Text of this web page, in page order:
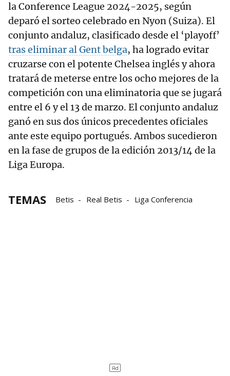
la Conference League 2024-2025, según
deparó el sorteo celebrado en Nyon (Suiza). El
conjunto andaluz, clasificado desde el ‘playoff’
tras eliminar al Gent belga, ha logrado evitar
cruzarse con el potente Chelsea inglés y ahora
tratará de meterse entre los ocho mejores de la
competición con una eliminatoria que se jugará
entre el 6 y el 13 de marzo. El conjunto andaluz
ganó en sus dos únicos precedentes oficiales
ante este equipo portugués. Ambos sucedieron
en la fase de grupos de la edición 2013/14 de la
Liga Europa.
TEMAS Betis Real Betis Liga Conferencia